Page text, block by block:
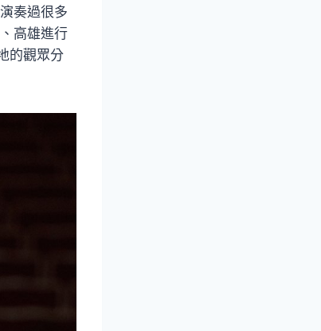
奏過很多
高雄進行
的觀眾分